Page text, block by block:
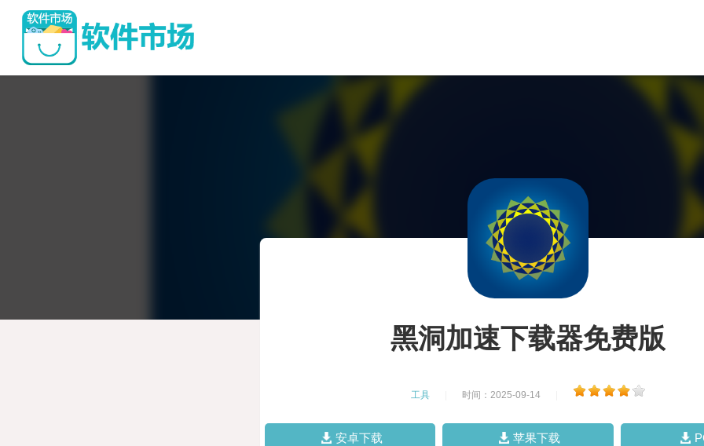
黑洞加速下载器免费版
工具 时间：2025-09-14
安卓下载 苹果下载